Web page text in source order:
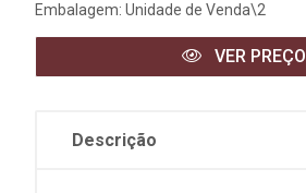
Embalagem: Unidade de Venda\2
VER PREÇO
Descrição